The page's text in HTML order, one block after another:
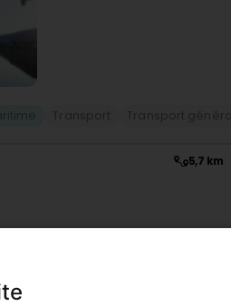
5,7 km
chargement, travaux de
de 50 ans, nous développons des